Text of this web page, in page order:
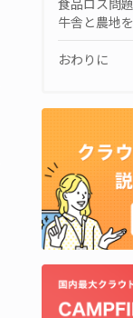
食品ロス問
牛舎と農地
おわりに